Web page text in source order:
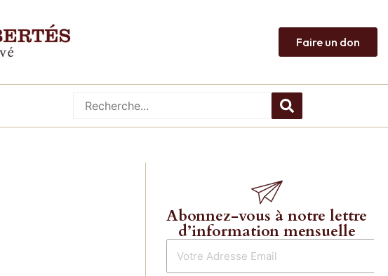
Faire un don
Abonnez-vous à notre lettre
d’information mensuelle